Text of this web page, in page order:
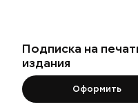
Подписка на
издания
Оформить